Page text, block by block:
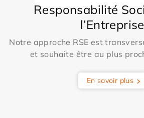
Responsabilité
l’Entreprise
Notre approche RSE est
et souhaite être au plus
En savoir plus